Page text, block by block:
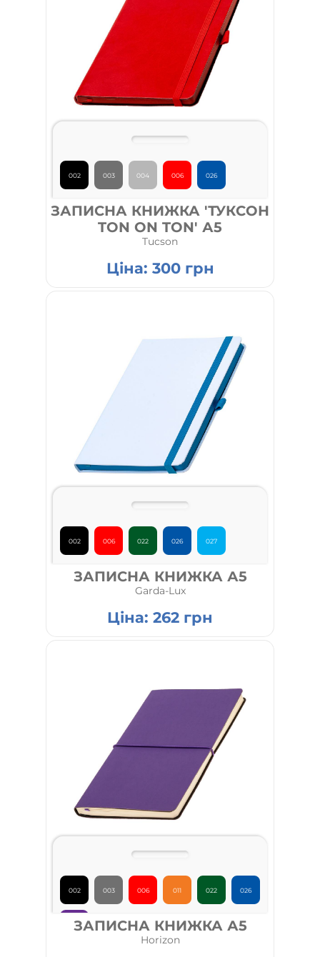
002 003 004 006 026
ЗАПИСНА КНИЖКА 'ТУКСОН
TON ON TON' А5
Tucson
Ціна: 300 грн
002 006 022 026 027
ЗАПИСНА КНИЖКА А5
Garda-Lux
Ціна: 262 грн
002 003 006 011 022 026
031
ЗАПИСНА КНИЖКА А5
Horizon